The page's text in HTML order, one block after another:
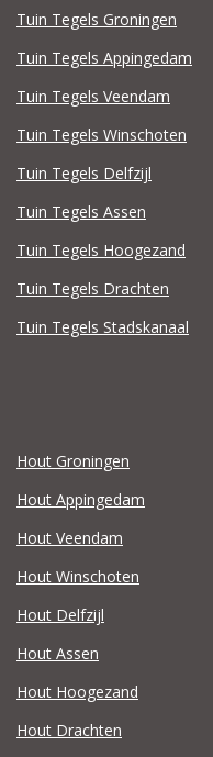
Tuin Tegels Groningen
Tuin Tegels Appingedam
Tuin Tegels Veendam
Tuin Tegels Winschoten
Tuin Tegels Delfzijl
Tuin Tegels Assen
Tuin Tegels Hoogezand
Tuin Tegels Drachten
Tuin Tegels Stadskanaal
Hout Groningen
Hout Appingedam
Hout Veendam
Hout Winschoten
Hout Delfzijl
Hout Assen
Hout Hoogezand
Hout Drachten